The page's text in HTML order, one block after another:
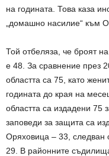
на годината. Това каза
„домашно насилие“ към
Той отбеляза, че броят
е 48. За сравнение през
областта са 75, като
годината до края на
областта са издадени 75
заповеди за защита са
Оряховица – 33, следван
29. В районните